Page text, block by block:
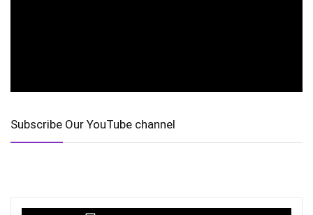
Subscribe Our YouTube channel